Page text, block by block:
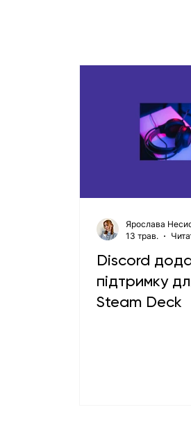
Discord
підтримку
Steam Deck
Ярослава
13 трав.